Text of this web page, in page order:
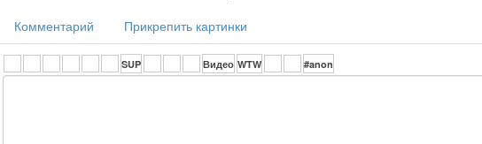
Комментарий Прикрепить картинки